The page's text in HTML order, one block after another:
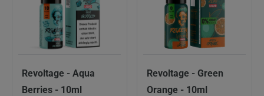
Revoltage - Aqua
Berries - 10ml
Revoltage - Green
Orange - 10ml